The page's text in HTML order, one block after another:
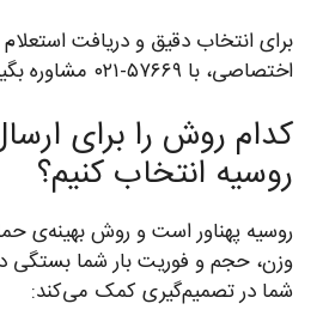
برای انتخاب دقیق و دریافت
اختصاصی، با ۵۷۶۶۹-۰۲۱ مشاوره بگیرید.
کدام روش را برای
روسیه انتخاب کنیم؟
روسیه پهناور است و روش بهینه‌ی
وزن، حجم و فوریت بار شما بستگی
شما در تصمیم‌گیری کمک می‌کند: